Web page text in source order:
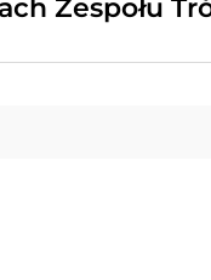
Zespołu